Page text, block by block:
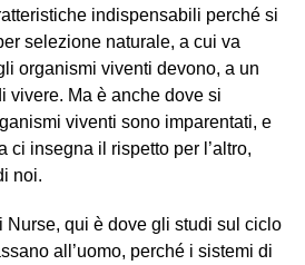
indispensabili perché si
selezione naturale, a cui va
organismi viventi devono, a un
vivere. Ma è anche dove si
viventi sono imparentati, e
ci insegna il rispetto per l’altro,
noi.
Nurse, qui è dove gli studi sul ciclo
all’uomo, perché i sistemi di